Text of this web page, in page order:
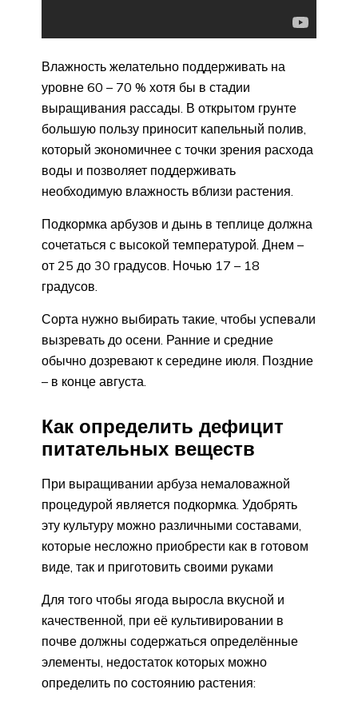
Влажность желательно поддерживать на
уровне 60 – 70 % хотя бы в стадии
выращивания рассады. В открытом грунте
большую пользу приносит капельный полив,
который экономичнее с точки зрения расхода
воды и позволяет поддерживать
необходимую влажность вблизи растения.
Подкормка арбузов и дынь в теплице должна
сочетаться с высокой температурой. Днем –
от 25 до 30 градусов. Ночью 17 – 18
градусов.
Сорта нужно выбирать такие, чтобы успевали
вызревать до осени. Ранние и средние
обычно дозревают к середине июля. Поздние
– в конце августа.
Как определить дефицит
питательных веществ
При выращивании арбуза немаловажной
процедурой является подкормка. Удобрять
эту культуру можно различными составами,
которые несложно приобрести как в готовом
виде, так и приготовить своими руками
Для того чтобы ягода выросла вкусной и
качественной, при её культивировании в
почве должны содержаться определённые
элементы, недостаток которых можно
определить по состоянию растения: